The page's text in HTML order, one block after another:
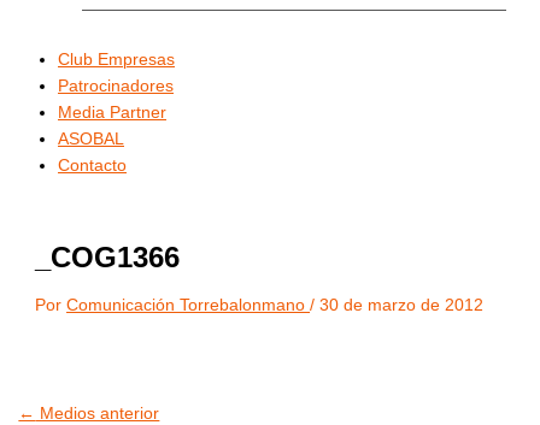
Club Empresas
Patrocinadores
Media Partner
ASOBAL
Contacto
_COG1366
PorComunicación Torrebalonmano/30 de marzo de 2012
← Medios anterior